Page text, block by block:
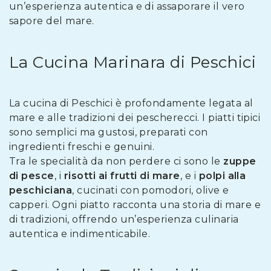
un’esperienza autentica e di assaporare il vero
sapore del mare.
La Cucina Marinara di Peschici
La cucina di Peschici è profondamente legata al
mare e alle tradizioni dei pescherecci. I piatti tipici
sono semplici ma gustosi, preparati con
ingredienti freschi e genuini.
Tra le specialità da non perdere ci sono le zuppe
di pesce, i risotti ai frutti di mare, e i polpi alla
peschiciana, cucinati con pomodori, olive e
capperi. Ogni piatto racconta una storia di mare e
di tradizioni, offrendo un’esperienza culinaria
autentica e indimenticabile.